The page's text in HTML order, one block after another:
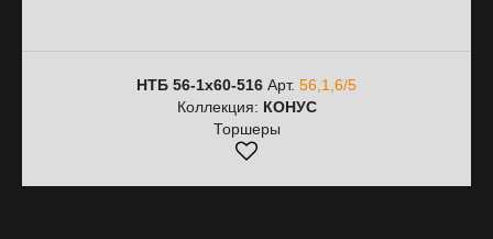
НТБ 56-1х60-516 Арт. 56,1,6/5
Коллекция: КОНУС
Торшеры